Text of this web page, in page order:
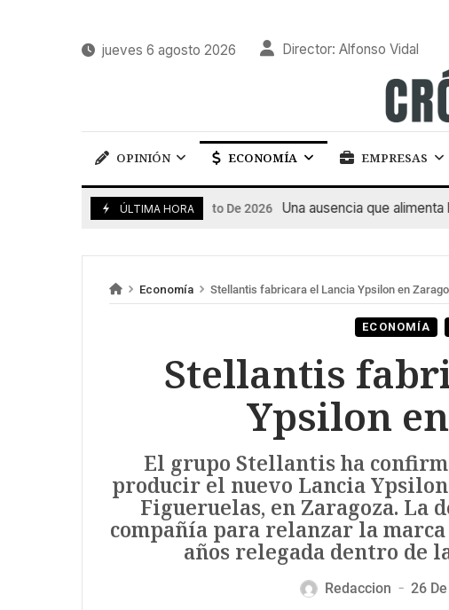
jueves 6 agosto 2026 Director: Alfonso Vidal
OPINIÓN ECONOMÍA EMPRESAS
ÚLTIMA HORA
6 De Agosto De 2026 Una ausencia que alimenta la
Economía Stellantis fabricara el Lancia Ypsilon en
ECONOMÍA
Stellantis
Ypsilon
El grupo Stellantis ha
producir el nuevo Lancia
Figueruelas, en Zaragoza. La
compañía para relanzar la
años relegada dentro de
Redaccion — 26